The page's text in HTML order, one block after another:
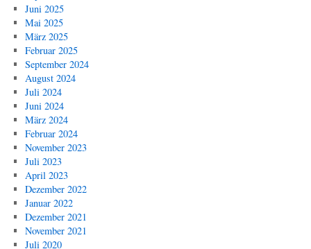
Juni 2025
Mai 2025
März 2025
Februar 2025
September 2024
August 2024
Juli 2024
Juni 2024
März 2024
Februar 2024
November 2023
Juli 2023
April 2023
Dezember 2022
Januar 2022
Dezember 2021
November 2021
Juli 2020